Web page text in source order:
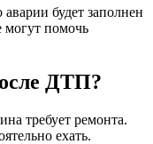
будет заполнен
могут помочь
ДТП?
требует ремонта.
ехать.